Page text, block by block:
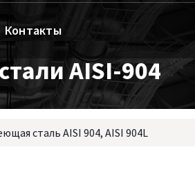
Контакты
AISI-904
сталь AISI 904, AISI 904L